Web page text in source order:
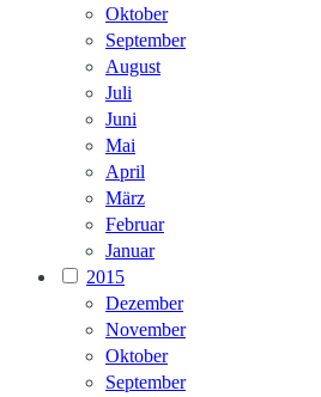
Oktober
September
August
Juli
Juni
Mai
April
März
Februar
Januar
2015
Dezember
November
Oktober
September